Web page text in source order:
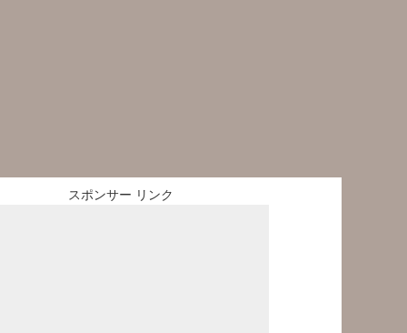
スポンサー リンク